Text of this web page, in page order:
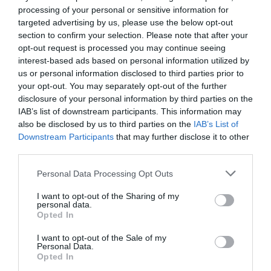
processing of your personal or sensitive information for
targeted advertising by us, please use the below opt-out
section to confirm your selection. Please note that after your
opt-out request is processed you may continue seeing
interest-based ads based on personal information utilized by
us or personal information disclosed to third parties prior to
your opt-out. You may separately opt-out of the further
disclosure of your personal information by third parties on the
IAB’s list of downstream participants. This information may
also be disclosed by us to third parties on the IAB’s List of
Downstream Participants that may further disclose it to other
Personal Data Processing Opt Outs
I want to opt-out of the Sharing of my
personal data.
Opted In
I want to opt-out of the Sale of my
Personal Data.
Opted In
ενδιαφέρουσα, προκλητική και διερευνητική
διαδικασία.
Όλα τα προϊόντα της εταιρείας είναι σχεδιασμένα για
να ενθαρρύνουν τα παιδιά να παίξουν αυθόρμητα. Με
αυτόν τον φυσικό τρόπο, αναπτύσσουν θεμελιώδεις
δεξιότητες και κατακτούν τη γνώση, μετατρέποντας
την εκπαιδευτική εμπειρία σε μια αξέχαστη
περιπέτεια!
Γιατί να επιλέξετε τα εκπαιδευτικά
παιχνίδια Educo;
Η Educo ξεχωρίζει γιατί παρέχεισαφείς
κατευθυντήριες γραμμέςγια τη μάθηση και τη
οποίες εξυπηρετεί ένανσυγκεκριμένο αναπτυξιακό
Ανάπτυξη Δεξιοτήτων: Από τη λεπτή κινητικότητα
έως τη λογική σκέψη.
Διέγερση Εμπειρίας:
δημιουργικότητα.
Παιδαγωγική Δομή:
Ιδανικά για χρήση τόσο στο
σπίτι όσο και σε σχολικά περιβάλλοντα (Montessori,